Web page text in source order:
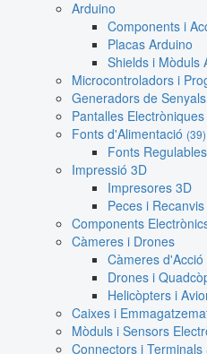
Arduino
Components i
Placas Arduino
Shields i Mòduls
Microcontroladors i
Generadors de Senyals
Pantalles Electròniques
Fonts d'Alimentació (39)
Fonts
Impressió 3D
Impresores 3D
Peces i
Components
Càmeres i Drones
Càmeres d'Acció
Drones i
Helicòpters i
Caixes i
Mòduls i Sensors
Connectors i Terminals